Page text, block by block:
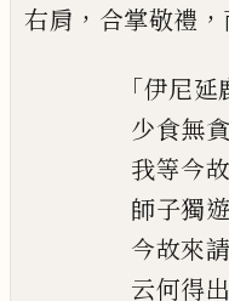
右肩 ， 合掌敬禮 ，
「伊尼延
少食無
我等今
師子獨
今故來
云何得